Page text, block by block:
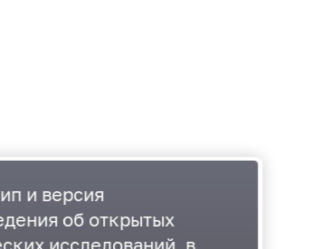
и версия
об открытых
исследований, в